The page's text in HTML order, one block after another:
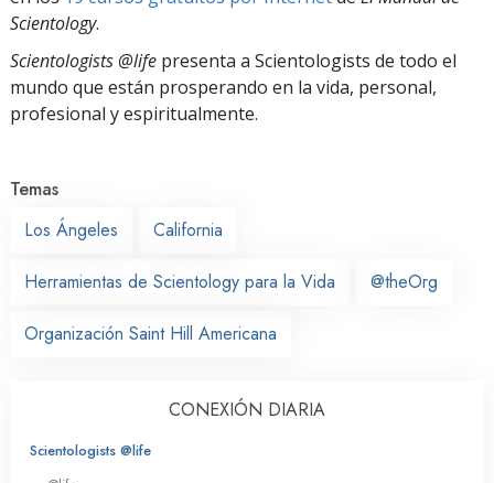
Scientology.
Scientologists @life presenta a Scientologists de todo el
mundo que están prosperando en la vida, personal,
profesional y espiritualmente.
Temas
Los Ángeles
California
Herramientas de Scientology para la Vida @theOrg
Organización Saint Hill Americana
CONEXIÓN DIARIA
Scientologists @life